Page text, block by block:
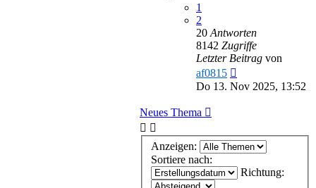
1
2
20 Antworten
8142 Zugriffe
Letzter Beitrag von
af0815
Do 13. Nov 2025, 13:52
Neues Thema
Anzeigen:
Sortiere nach:
Richtung: